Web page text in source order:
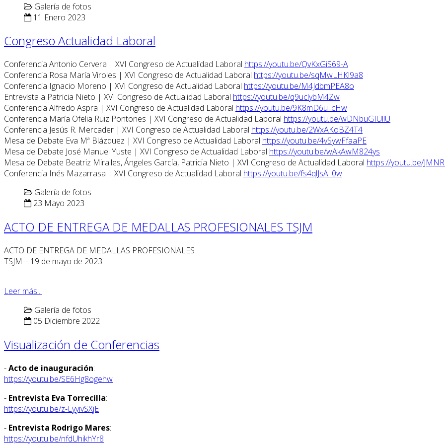
Galería de fotos
11 Enero 2023
Congreso Actualidad Laboral
Conferencia Antonio Cervera | XVI Congreso de Actualidad Laboral https://youtu.be/QvKxGiS69-A
Conferencia Rosa María Viroles | XVI Congreso de Actualidad Laboral https://youtu.be/sqMwLHKl9a8
Conferencia Ignacio Moreno | XVI Congreso de Actualidad Laboral https://youtu.be/M4JdbmPEA8o
Entrevista a Patricia Nieto | XVI Congreso de Actualidad Laboral https://youtu.be/q9uclybM4Zw
Conferencia Alfredo Aspra | XVI Congreso de Actualidad Laboral https://youtu.be/9K8mD6u_cHw
Conferencia María Ofelia Ruiz Pontones | XVI Congreso de Actualidad Laboral https://youtu.be/wDNbuGIUllU
Conferencia Jesús R. Mercader | XVI Congreso de Actualidad Laboral https://youtu.be/2WxAKoBZ4T4
Mesa de Debate Eva Mª Blázquez | XVI Congreso de Actualidad Laboral https://youtu.be/4vSywFfaaPE
Mesa de Debate José Manuel Yuste | XVI Congreso de Actualidad Laboral https://youtu.be/wAkAwM824ys
Mesa de Debate Beatriz Miralles, Ángeles García, Patricia Nieto | XVI Congreso de Actualidad Laboral https://youtu.be/
Conferencia Inés Mazarrasa | XVI Congreso de Actualidad Laboral https://youtu.be/fs4qlJsA_0w
Galería de fotos
23 Mayo 2023
ACTO DE ENTREGA DE MEDALLAS PROFESIONALES TSJM
ACTO DE ENTREGA DE MEDALLAS PROFESIONALES
TSJM – 19 de mayo de 2023
Leer más...
Galería de fotos
05 Diciembre 2022
Visualización de Conferencias
-Acto de inauguración:
https://youtu.be/SE6Hg8ogehw
- Entrevista Eva Torrecilla:
https://youtu.be/z-LyyivSXjE
- Entrevista Rodrigo Mares:
https://youtu.be/nfdUhikhYr8